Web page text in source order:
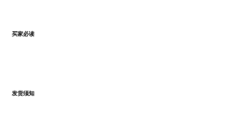
买家必读
发货须知